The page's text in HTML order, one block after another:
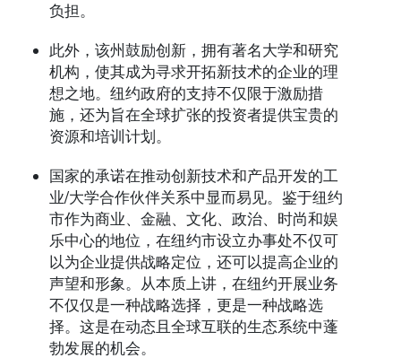
负担。
此外，该州鼓励创新，拥有著名大学和研究
机构，使其成为寻求开拓新技术的企业的理
想之地。纽约政府的支持不仅限于激励措
施，还为旨在全球扩张的投资者提供宝贵的
资源和培训计划。
国家的承诺在推动创新技术和产品开发的工
业/大学合作伙伴关系中显而易见。鉴于纽约
市作为商业、金融、文化、政治、时尚和娱
乐中心的地位，在纽约市设立办事处不仅可
以为企业提供战略定位，还可以提高企业的
声望和形象。从本质上讲，在纽约开展业务
不仅仅是一种战略选择，更是一种战略选
择。这是在动态且全球互联的生态系统中蓬
勃发展的机会。